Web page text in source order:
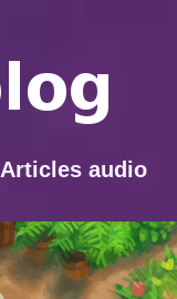
Articles audio